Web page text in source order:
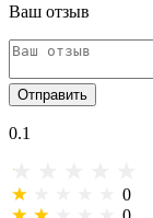
Ваш отзыв
Отправить
0.1
0